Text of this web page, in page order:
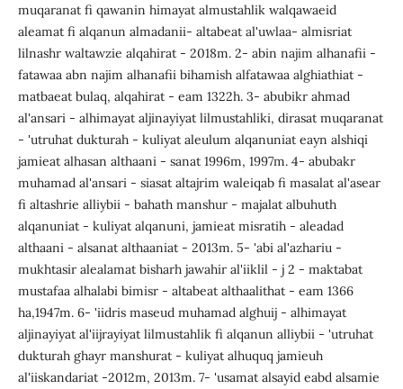
muqaranat fi qawanin himayat almustahlik walqawaeid
aleamat fi alqanun almadanii- altabeat al'uwlaa- almisriat
lilnashr waltawzie alqahirat - 2018m. 2- abin najim alhanafii -
fatawaa abn najim alhanafii bihamish alfatawaa alghiathiat -
matbaeat bulaq, alqahirat - eam 1322h. 3- abubikr ahmad
al'ansari - alhimayat aljinayiyat lilmustahliki, dirasat muqaranat
- 'utruhat dukturah - kuliyat aleulum alqanuniat eayn alshiqi
jamieat alhasan althaani - sanat 1996m, 1997m. 4- abubakr
muhamad al'ansari - siasat altajrim waleiqab fi masalat al'asear
fi altashrie alliybii - bahath manshur - majalat albuhuth
alqanuniat - kuliyat alqanuni, jamieat misratih - aleadad
althaani - alsanat althaaniat - 2013m. 5- 'abi al'azhariu -
mukhtasir alealamat bisharh jawahir al'iiklil - j 2 - maktabat
mustafaa alhalabi bimisr - altabeat althaalithat - eam 1366
ha,1947m. 6- 'iidris maseud muhamad alghuij - alhimayat
aljinayiyat al'iijrayiyat lilmustahlik fi alqanun alliybii - 'utruhat
dukturah ghayr manshurat - kuliyat alhuquq jamieuh
al'iiskandariat -2012m, 2013m. 7- 'usamat alsayid eabd alsamie